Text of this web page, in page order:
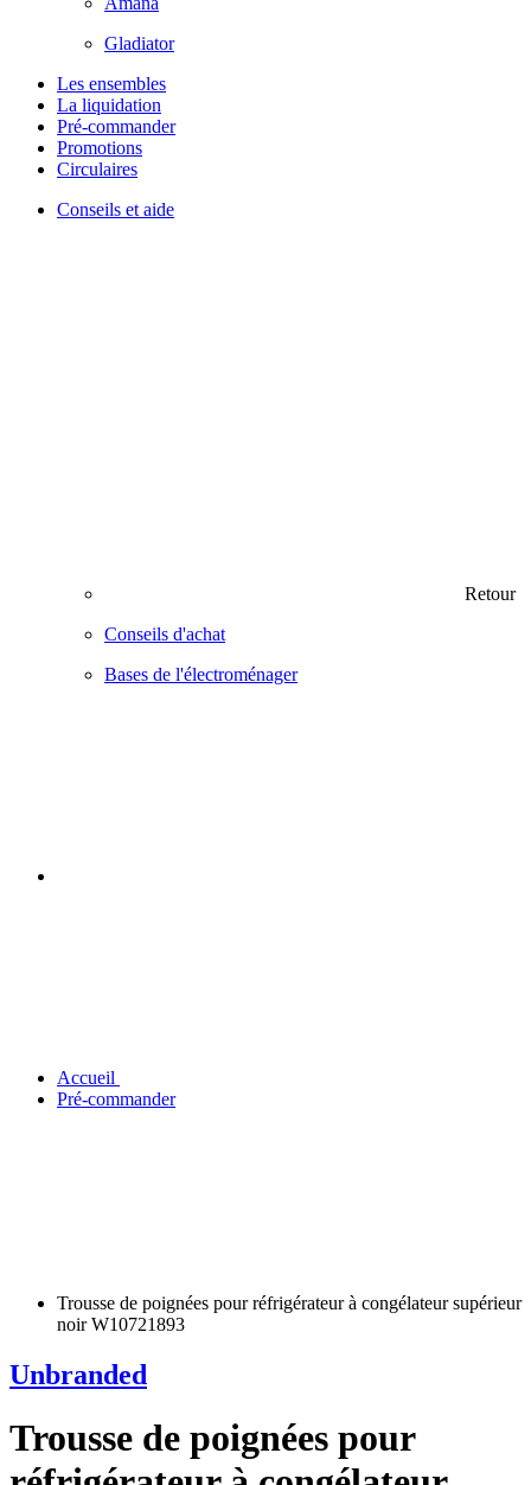
Gladiator
Les ensembles
La liquidation
Pré-commander
Promotions
Circulaires
Conseils et aide
Retour
Conseils d'achat
Bases de l'électroménager
Accueil
Pré-commander
Trousse de poignées pour réfrigérateur à congélateur supérieur
noir W10721893
Unbranded
Trousse de poignées pour